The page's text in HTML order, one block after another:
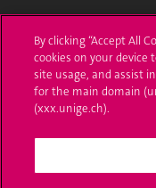
UNIGE Mobile
Médias
Offres d'emploi
Bibliothèque
By clicking “Accept All
cookies on your device
site usage, and assist
for the main domain
(xxx.unige.ch).